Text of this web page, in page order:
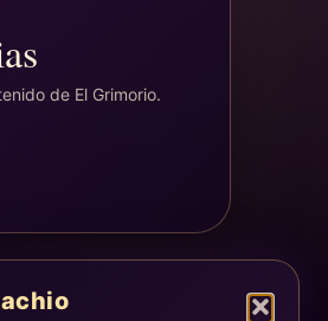
de El Grimorio.